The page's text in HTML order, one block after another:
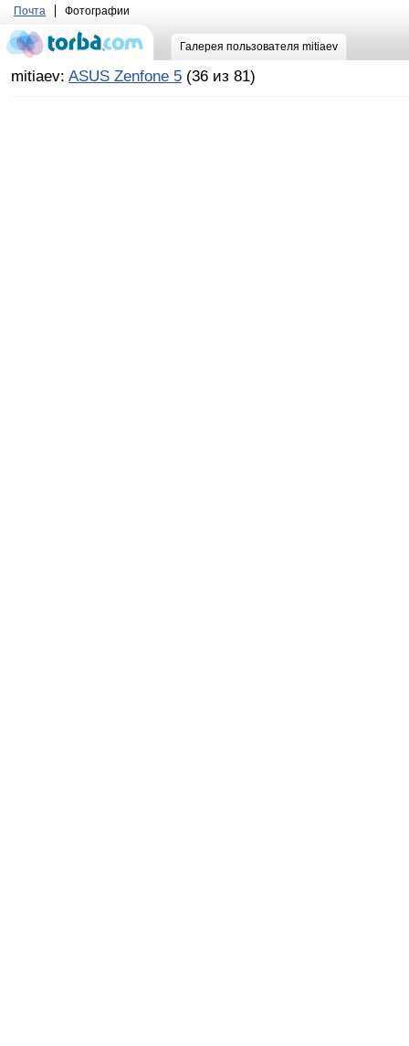
Почта Фотографии
Галерея пользователя mitiaev
mitiaev: ASUS Zenfone 5 (36 из 81)